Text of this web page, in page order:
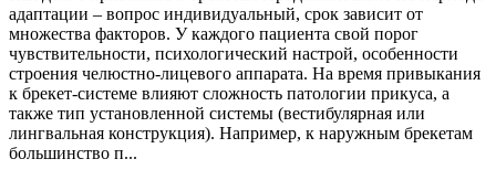
адаптации – вопрос индивидуальный, срок зависит от
множества факторов. У каждого пациента свой порог
чувствительности, психологический настрой, особенности
строения челюстно-лицевого аппарата. На время привыкания
к брекет-системе влияют сложность патологии прикуса, а
также тип установленной системы (вестибулярная или
лингвальная конструкция). Например, к наружным брекетам
большинство п...